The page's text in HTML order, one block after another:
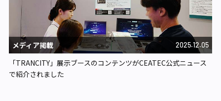
メディア掲載 2025.12.05
「TRANCITY」展示ブースのコンテンツがCEATEC公式ニュース
で紹介されました